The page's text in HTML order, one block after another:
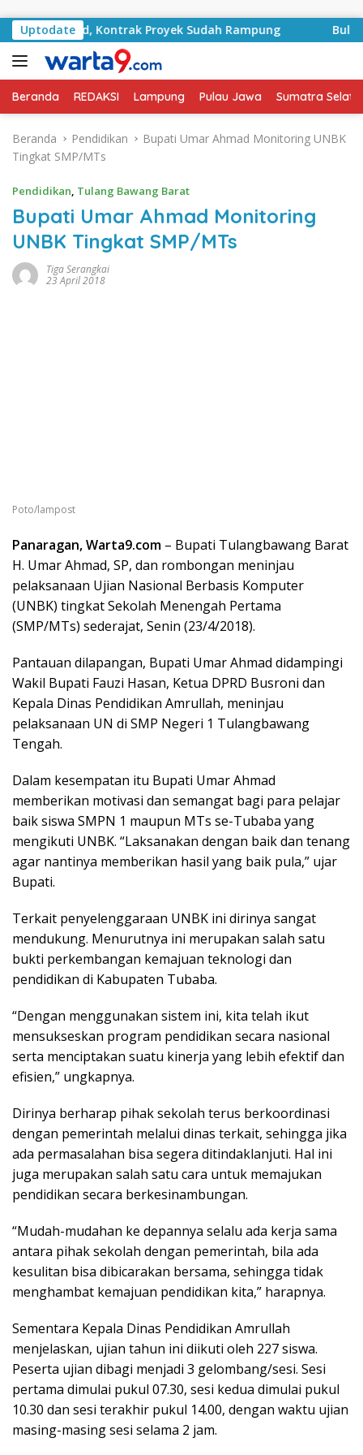
Uptodate
Basyid, Kontrak Proyek Sudah Rampung Bulan
Beranda REDAKSI Lampung Pulau Jawa Sumatra
Beranda Pendidikan
Bupati Umar Ahmad Monitoring UNBK
Tingkat SMP/MTs
Pendidikan, Tulang Bawang Barat
Bupati Umar Ahmad Monitoring
UNBK Tingkat SMP/MTs
Tiga Serangkai
23 April 2018
Poto/lampost
Panaragan, Warta9.com – Bupati Tulangbawang Barat
H. Umar Ahmad, SP, dan rombongan meninjau
pelaksanaan Ujian Nasional Berbasis Komputer
(UNBK) tingkat Sekolah Menengah Pertama
(SMP/MTs) sederajat, Senin (23/4/2018).
Pantauan dilapangan, Bupati Umar Ahmad didampingi
Wakil Bupati Fauzi Hasan, Ketua DPRD Busroni dan
Kepala Dinas Pendidikan Amrullah, meninjau
pelaksanaan UN di SMP Negeri 1 Tulangbawang
Tengah.
Dalam kesempatan itu Bupati Umar Ahmad
memberikan motivasi dan semangat bagi para pelajar
baik siswa SMPN 1 maupun MTs se-Tubaba yang
mengikuti UNBK. “Laksanakan dengan baik dan tenang
agar nantinya memberikan hasil yang baik pula,” ujar
Bupati.
Terkait penyelenggaraan UNBK ini dirinya sangat
mendukung. Menurutnya ini merupakan salah satu
bukti perkembangan kemajuan teknologi dan
pendidikan di Kabupaten Tubaba.
“Dengan menggunakan sistem ini, kita telah ikut
mensukseskan program pendidikan secara nasional
serta menciptakan suatu kinerja yang lebih efektif dan
efisien,” ungkapnya.
Dirinya berharap pihak sekolah terus berkoordinasi
dengan pemerintah melalui dinas terkait, sehingga jika
ada permasalahan bisa segera ditindaklanjuti. Hal ini
juga merupakan salah satu cara untuk memajukan
pendidikan secara berkesinambungan.
“Mudah-mudahan ke depannya selalu ada kerja sama
antara pihak sekolah dengan pemerintah, bila ada
kesulitan bisa dibicarakan bersama, sehingga tidak
menghambat kemajuan pendidikan kita,” harapnya.
Sementara Kepala Dinas Pendidikan Amrullah
menjelaskan, ujian tahun ini diikuti oleh 227 siswa.
Peserta ujian dibagi menjadi 3 gelombang/sesi. Sesi
pertama dimulai pukul 07.30, sesi kedua dimulai pukul
10.30 dan sesi terakhir pukul 14.00, dengan waktu ujian
masing-masing sesi selama 2 jam.